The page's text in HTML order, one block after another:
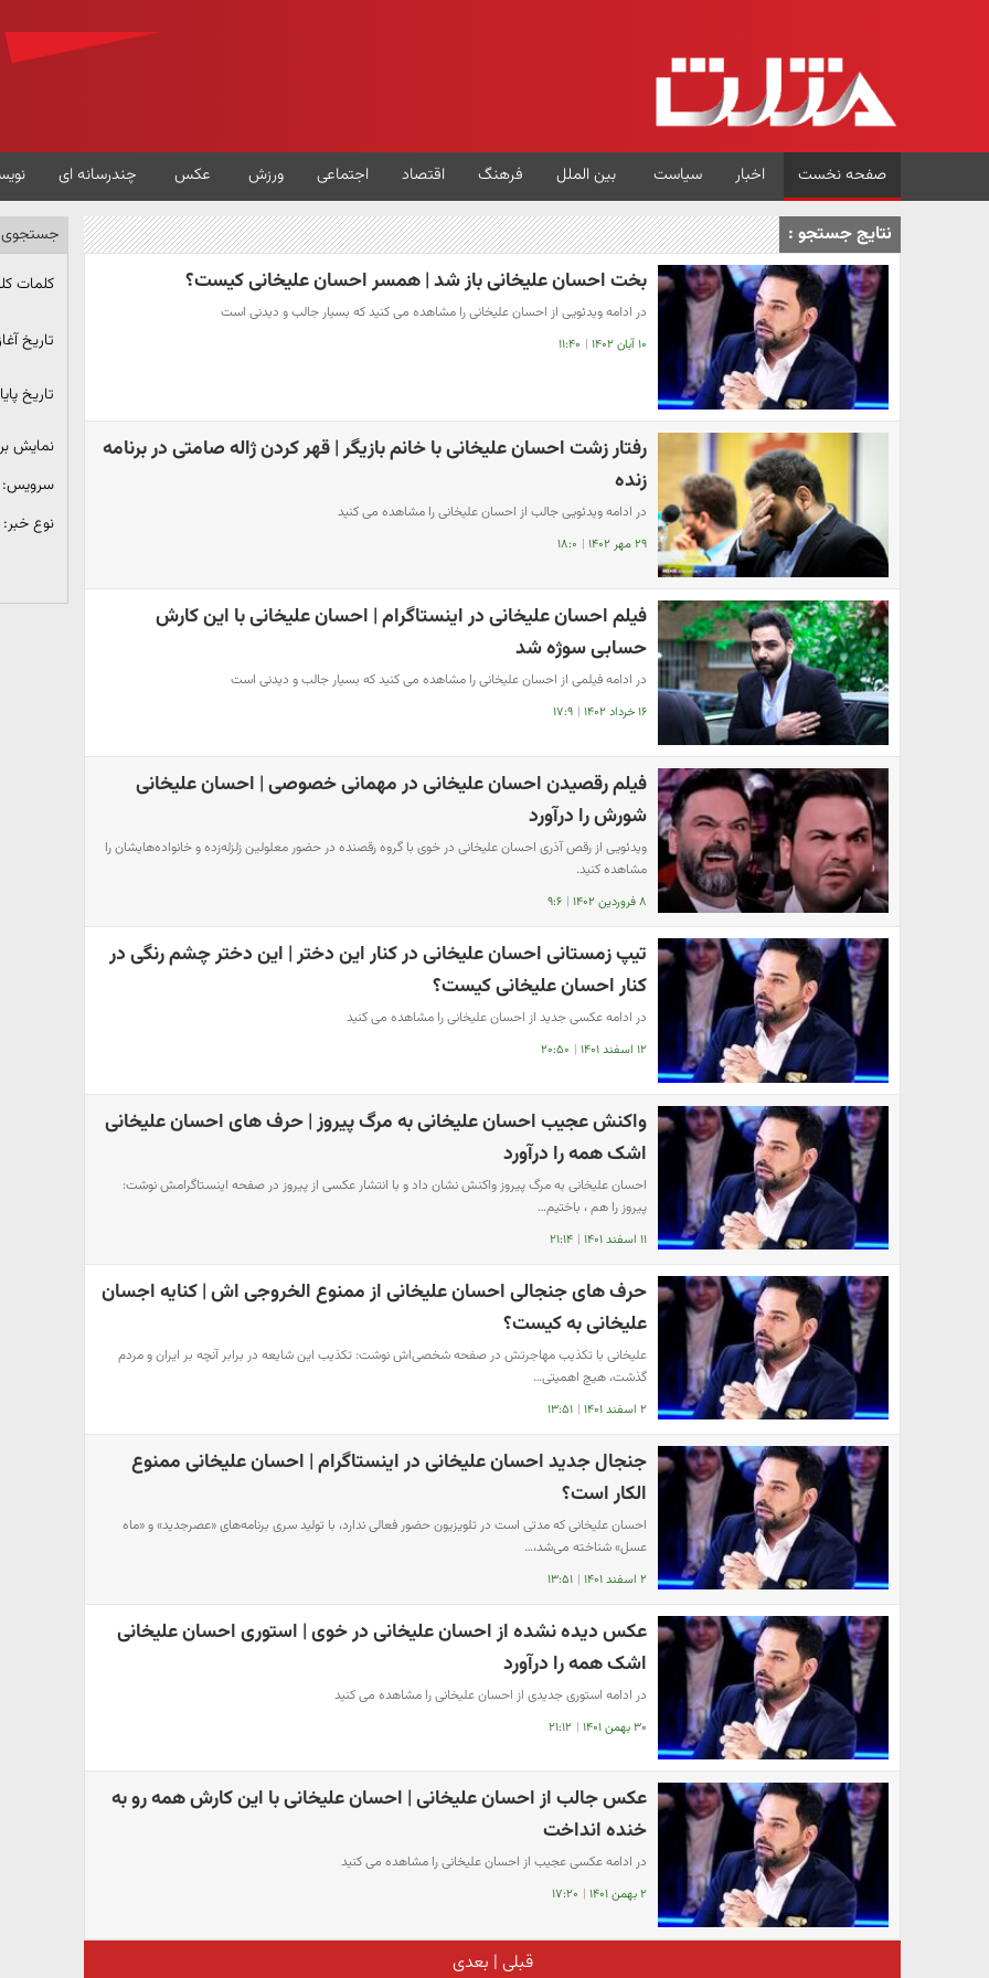
صفحه نخست اخبار سیاست بین الملل فرهنگ اقتصاد اجتماعی ورزش عکس چندرسانه ای
نتایج جستجو :
بخت احسان علیخانی باز شد | همسر احسان علیخانی کیست؟
در ادامه ویدئویی از احسان علیخانی را مشاهده می کنید که بسیار جالب و دیدنی است
۱۰ آبان ۱۴۰۲ | ۱۱:۴۰
رفتار زشت احسان علیخانی با خانم بازیگر | قهر کردن ژاله صامتی در برنامه
زنده
در ادامه ویدئویی جالب از احسان علیخانی را مشاهده می کنید
۲۹ مهر ۱۴۰۲ | ۱۸:۰
فیلم احسان علیخانی در اینستاگرام | احسان علیخانی با این کارش
حسابی سوژه شد
در ادامه فیلمی از احسان علیخانی را مشاهده می کنید که بسیار جالب و دیدنی است
۱۶ خرداد ۱۴۰۲ | ۱۷:۹
فیلم رقصیدن احسان علیخانی در مهمانی خصوصی | احسان علیخانی
شورش را درآورد
ویدئویی از رقص آذری احسان علیخانی در خوی با گروه رقصنده در حضور معلولین زلزله‌زده و خانواده‌هایشان را
مشاهده کنید.
۸ فروردین ۱۴۰۲ | ۹:۶
تیپ زمستانی احسان علیخانی در کنار این دختر | این دختر چشم رنگی در
کنار احسان علیخانی کیست؟
در ادامه عکسی جدید از احسان علیخانی را مشاهده می کنید
۱۲ اسفند ۱۴۰۱ | ۲۰:۵۰
واکنش عجیب احسان علیخانی به مرگ پیروز | حرف های احسان علیخانی
اشک همه را درآورد
احسان علیخانی به مرگ پیروز واکنش نشان داد و با انتشار عکسی از پیروز در صفحه اینستاگرامش نوشت:
پیروز را هم ، باختیم…
۱۱ اسفند ۱۴۰۱ | ۲۱:۱۴
حرف های جنجالی احسان علیخانی از ممنوع الخروجی اش | کنایه اجسان
علیخانی به کیست؟
علیخانی با تکذیب مهاجرتش در صفحه شخصی‌اش نوشت: تکذیب این شایعه در برابر آنچه بر ایران و مردم
گذشت، هیچ اهمیتی…
۲ اسفند ۱۴۰۱ | ۱۳:۵۱
جنجال جدید احسان علیخانی در اینستاگرام | احسان علیخانی ممنوع
الکار است؟
احسان علیخانی که مدتی است در تلویزیون حضور فعالی ندارد، با تولید سری برنامه‌های «عصرجدید» و «ماه
عسل» شناخته می‌شد،…
۲ اسفند ۱۴۰۱ | ۱۳:۵۱
عکس دیده نشده از احسان علیخانی در خوی | استوری احسان علیخانی
اشک همه را درآورد
در ادامه استوری جدیدی از احسان علیخانی را مشاهده می کنید
۳۰ بهمن ۱۴۰۱ | ۲۱:۱۲
عکس جالب از احسان علیخانی | احسان علیخانی با این کارش همه رو به
خنده انداخت
در ادامه عکسی عجیب از احسان علیخانی را مشاهده می کنید
۲ بهمن ۱۴۰۱ | ۱۷:۲۰
قبلی | بعدی
جستجوی
کلمات
تاریخ
تاریخ
نمایش
سرویس:
نوع خبر: